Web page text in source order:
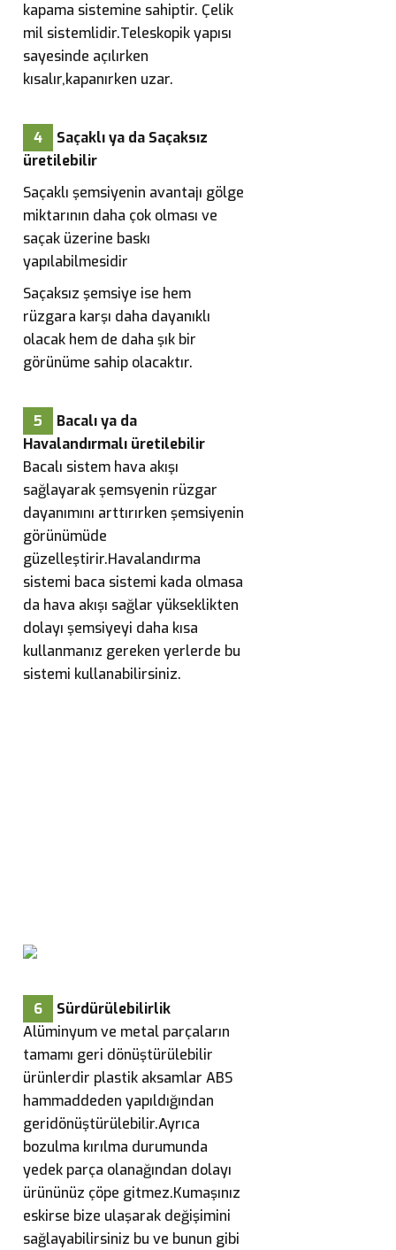
kapama sistemine sahiptir. Çelik
mil sistemlidir.Teleskopik yapısı
sayesinde açılırken
kısalır,kapanırken uzar.
4
Saçaklı ya da Saçaksız
üretilebilir
Saçaklı şemsiyenin avantajı gölge
miktarının daha çok olması ve
saçak üzerine baskı
yapılabilmesidir
Saçaksız şemsiye ise hem
rüzgara karşı daha dayanıklı
olacak hem de daha şık bir
görünüme sahip olacaktır.
5
Bacalı ya da
Havalandırmalı üretilebilir
Bacalı sistem hava akışı
sağlayarak şemsyenin rüzgar
dayanımını arttırırken şemsiyenin
görünümüde
güzelleştirir.Havalandırma
sistemi baca sistemi kada olmasa
da hava akışı sağlar yükseklikten
dolayı şemsiyeyi daha kısa
kullanmanız gereken yerlerde bu
sistemi kullanabilirsiniz.
6
Sürdürülebilirlik
Alüminyum ve metal parçaların
tamamı geri dönüştürülebilir
ürünlerdir plastik aksamlar ABS
hammaddeden yapıldığından
geridönüştürülebilir.Ayrıca
bozulma kırılma durumunda
yedek parça olanağından dolayı
ürününüz çöpe gitmez.Kumaşınız
eskirse bize ulaşarak değişimini
sağlayabilirsiniz bu ve bunun gibi